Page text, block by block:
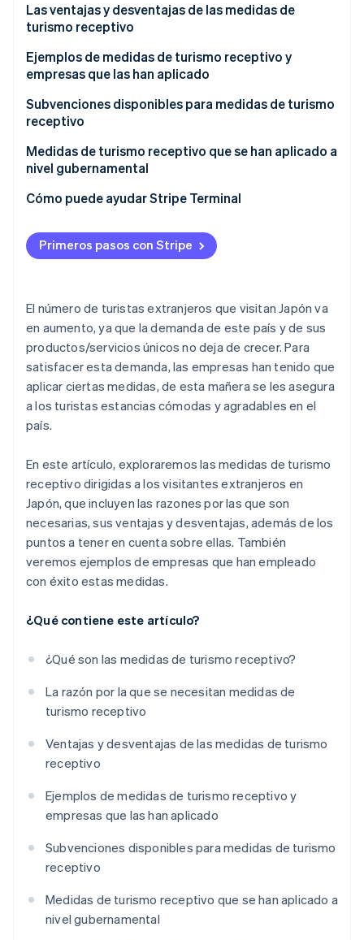
Mirar ahora
Las ventajas y desventajas de las medidas de
turismo receptivo
Ventajas
Desventajas y puntos a tener en cuenta
Ejemplos de medidas de turismo receptivo y
empresas que las han aplicado
Asociación de Turismo de la Ciudad de Kioto
Tokio Disney Resort
Prefectura de Nagano: aldea de aguas termales de
Shibu y parque de monos Jigokudani
Subvenciones disponibles para medidas de turismo
receptivo
Medidas de turismo receptivo que se han aplicado a
nivel gubernamental
Cómo puede ayudar Stripe Terminal
Primeros pasos con Stripe
El número de turistas extranjeros que visitan Japón va
en aumento, ya que la demanda de este país y de sus
productos/servicios únicos no deja de crecer. Para
satisfacer esta demanda, las empresas han tenido que
aplicar ciertas medidas, de esta mañera se les asegura
a los turistas estancias cómodas y agradables en el
país.
En este artículo, exploraremos las medidas de turismo
receptivo dirigidas a los visitantes extranjeros en
Japón, que incluyen las razones por las que son
necesarias, sus ventajas y desventajas, además de los
puntos a tener en cuenta sobre ellas. También
veremos ejemplos de empresas que han empleado
con éxito estas medidas.
¿Qué contiene este artículo?
¿Qué son las medidas de turismo receptivo?
La razón por la que se necesitan medidas de
turismo receptivo
Ventajas y desventajas de las medidas de turismo
receptivo
Ejemplos de medidas de turismo receptivo y
empresas que las han aplicado
Subvenciones disponibles para medidas de turismo
receptivo
Medidas de turismo receptivo que se han aplicado a
nivel gubernamental